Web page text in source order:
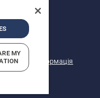
ціни.
інформація
MY